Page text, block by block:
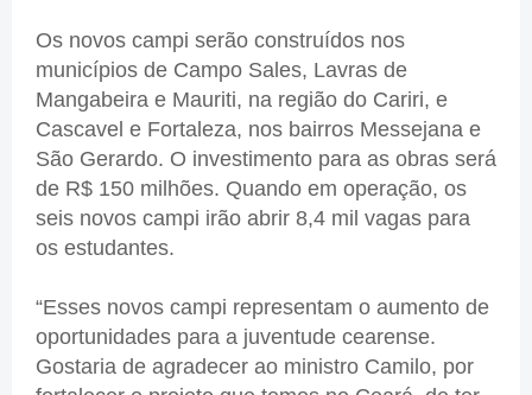
Os novos campi serão construídos nos
municípios de Campo Sales, Lavras de
Mangabeira e Mauriti, na região do Cariri, e
Cascavel e Fortaleza, nos bairros Messejana e
São Gerardo. O investimento para as obras será
de R$ 150 milhões. Quando em operação, os
seis novos campi irão abrir 8,4 mil vagas para
os estudantes.
“Esses novos campi representam o aumento de
oportunidades para a juventude cearense.
Gostaria de agradecer ao ministro Camilo, por